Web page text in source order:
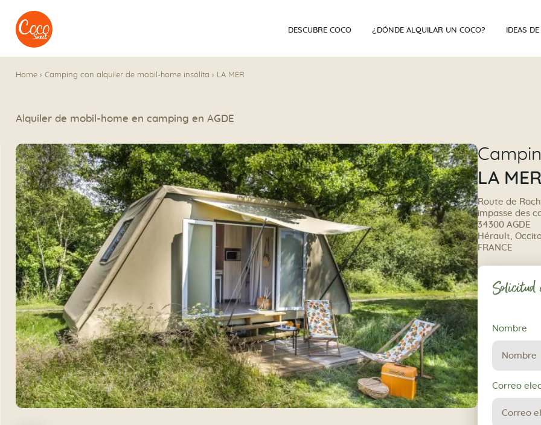
Ir al menú
Ir a los contenidos
DESCUBRE COCO ¿DÓNDE ALQUILAR UN COCO? IDEAS
Home › Camping con alquiler de mobil-home insólita › LA MER
Alquiler de mobil-home en camping en AGDE
LA MER
Route de
impasse des
34300 AGDE
Hérault,
FRANCE
Solicitud
Solicitud
de
reserva
Nombre
Correo